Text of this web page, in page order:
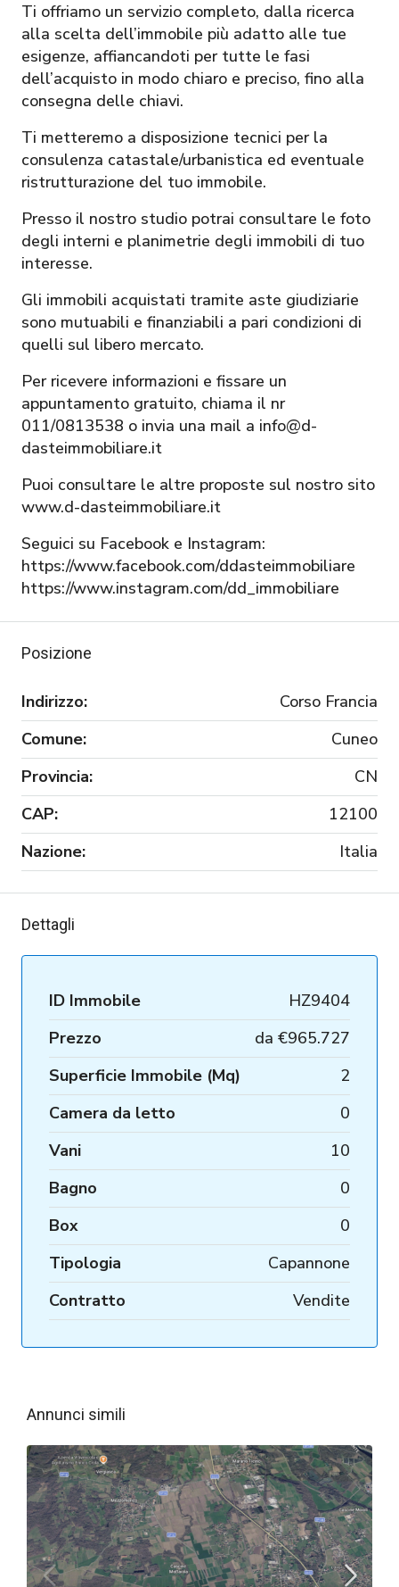
Ti offriamo un servizio completo, dalla ricerca
alla scelta dell’immobile più adatto alle tue
esigenze, affiancandoti per tutte le fasi
dell’acquisto in modo chiaro e preciso, fino alla
consegna delle chiavi.
Ti metteremo a disposizione tecnici per la
consulenza catastale/urbanistica ed eventuale
ristrutturazione del tuo immobile.
Presso il nostro studio potrai consultare le foto
degli interni e planimetrie degli immobili di tuo
interesse.
Gli immobili acquistati tramite aste giudiziarie
sono mutuabili e finanziabili a pari condizioni di
quelli sul libero mercato.
Per ricevere informazioni e fissare un
appuntamento gratuito, chiama il nr
011/0813538 o invia una mail a info@d-
dasteimmobiliare.it
Puoi consultare le altre proposte sul nostro sito
www.d-dasteimmobiliare.it
Seguici su Facebook e Instagram:
https://www.facebook.com/ddasteimmobiliare
https://www.instagram.com/dd_immobiliare
Posizione
Indirizzo:
Corso Francia
Comune:
Cuneo
Provincia:
CN
CAP:
12100
Nazione:
Italia
Dettagli
ID Immobile
HZ9404
Prezzo
da €965.727
Superficie Immobile (Mq)
2
Camera da letto
0
Vani
10
Bagno
0
Box
0
Tipologia
Capannone
Contratto
Vendite
Annunci simili